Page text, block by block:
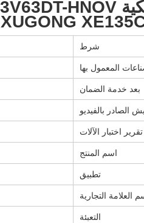
XUGONG
شرط
المعمول بها
بعد خدمة الضمان
الصادر بالفيديو
تقرير اختبار الآلات
اسم المنتج
تطبيق
العلامة التجارية
التعبئة